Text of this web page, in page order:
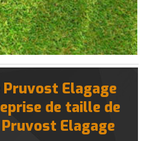
Pruvost Elagage
de taille de
Elagage